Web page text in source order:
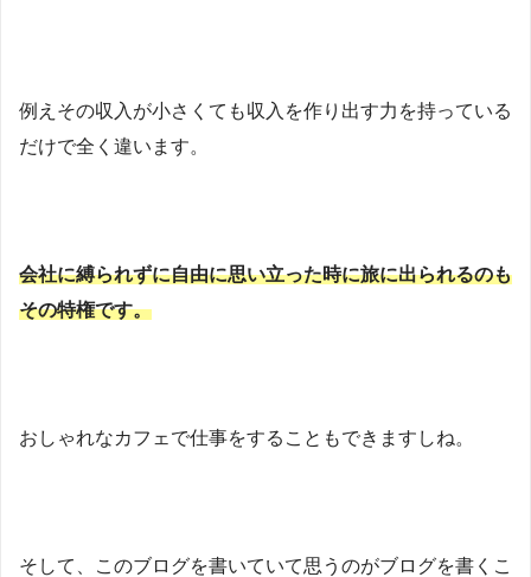
例えその収入が小さくても収入を作り出す力を持っている
だけで全く違います。
会社に縛られずに自由に思い立った時に旅に出られるのも
その特権です。
おしゃれなカフェで仕事をすることもできますしね。
そして、このブログを書いていて思うのがブログを書くこ